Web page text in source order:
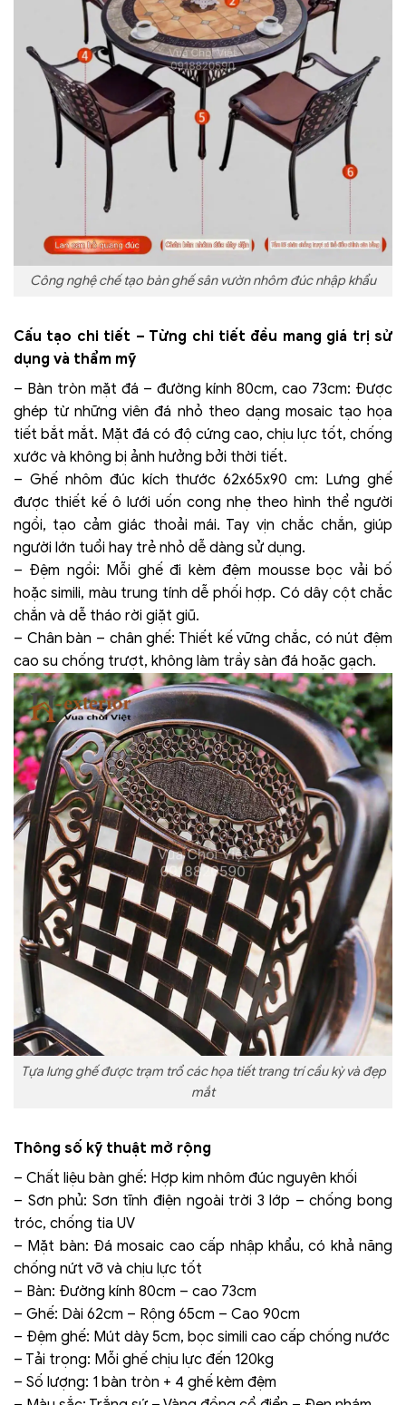
Công nghệ chế tạo bàn ghế sân vườn nhôm đúc nhập khẩu
Cấu tạo chi tiết – Từng chi tiết đều mang giá trị sử
dụng và thẩm mỹ
– Bàn tròn mặt đá – đường kính 80cm, cao 73cm: Được
ghép từ những viên đá nhỏ theo dạng mosaic tạo họa
tiết bắt mắt. Mặt đá có độ cứng cao, chịu lực tốt, chống
xước và không bị ảnh hưởng bởi thời tiết.
– Ghế nhôm đúc kích thước 62x65x90 cm: Lưng ghế
được thiết kế ô lưới uốn cong nhẹ theo hình thể người
ngồi, tạo cảm giác thoải mái. Tay vịn chắc chắn, giúp
người lớn tuổi hay trẻ nhỏ dễ dàng sử dụng.
– Đệm ngồi: Mỗi ghế đi kèm đệm mousse bọc vải bố
hoặc simili, màu trung tính dễ phối hợp. Có dây cột chắc
chắn và dễ tháo rời giặt giũ.
– Chân bàn – chân ghế: Thiết kế vững chắc, có nút đệm
cao su chống trượt, không làm trầy sàn đá hoặc gạch.
Tựa lưng ghế được trạm trổ các họa tiết trang trí cầu kỳ và đẹp
mắt
Thông số kỹ thuật mở rộng
– Chất liệu bàn ghế: Hợp kim nhôm đúc nguyên khối
– Sơn phủ: Sơn tĩnh điện ngoài trời 3 lớp – chống bong
tróc, chống tia UV
– Mặt bàn: Đá mosaic cao cấp nhập khẩu, có khả năng
chống nứt vỡ và chịu lực tốt
– Bàn: Đường kính 80cm – cao 73cm
– Ghế: Dài 62cm – Rộng 65cm – Cao 90cm
– Đệm ghế: Mút dày 5cm, bọc simili cao cấp chống nước
– Tải trọng: Mỗi ghế chịu lực đến 120kg
– Số lượng: 1 bàn tròn + 4 ghế kèm đệm